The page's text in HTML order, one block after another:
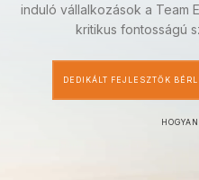
induló vállalkozások a Team
kritikus fontosságú
DEDIKÁLT FEJLESZTŐK